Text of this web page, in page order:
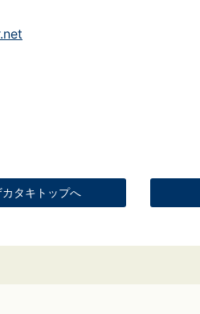
カタキトップへ